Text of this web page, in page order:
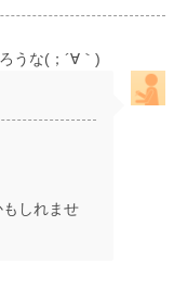
うな(；´∀｀)
しれませ